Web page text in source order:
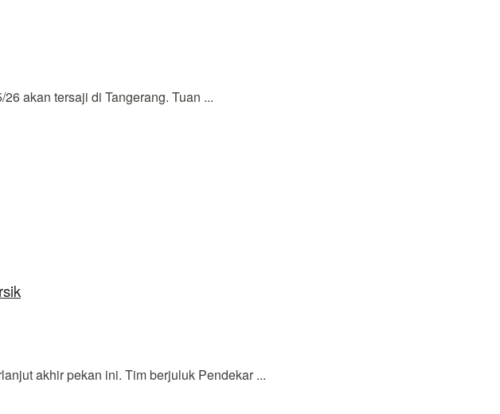
akan tersaji di Tangerang. Tuan ...
akhir pekan ini. Tim berjuluk Pendekar ...